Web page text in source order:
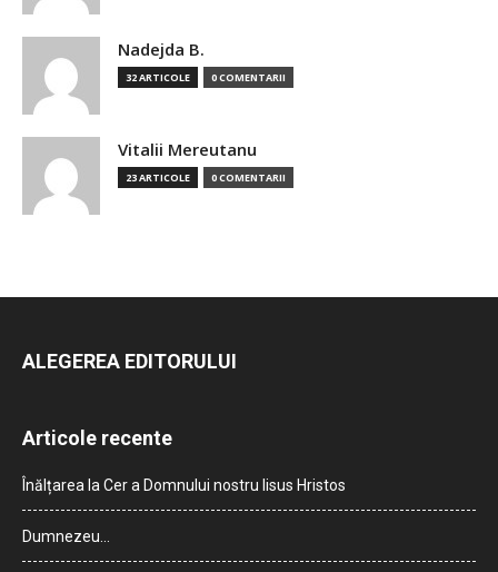
Nadejda B.
32 ARTICOLE 0 COMENTARII
Vitalii Mereutanu
23 ARTICOLE 0 COMENTARII
ALEGEREA EDITORULUI
Articole recente
Înălțarea la Cer a Domnului nostru Iisus Hristos
Dumnezeu…